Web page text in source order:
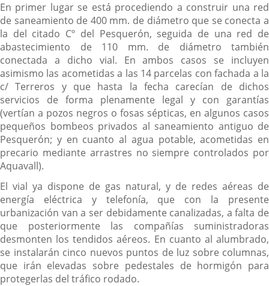
En primer lugar se está procediendo a construir una red
de saneamiento de 400 mm. de diámetro que se conecta a
la del citado Cº del Pesquerón, seguida de una red de
abastecimiento de 110 mm. de diámetro también
conectada a dicho vial. En ambos casos se incluyen
asimismo las acometidas a las 14 parcelas con fachada a la
c/ Terreros y que hasta la fecha carecían de dichos
servicios de forma plenamente legal y con garantías
(vertían a pozos negros o fosas sépticas, en algunos casos
pequeños bombeos privados al saneamiento antiguo de
Pesquerón; y en cuanto al agua potable, acometidas en
precario mediante arrastres no siempre controlados por
Aquavall).
El vial ya dispone de gas natural, y de redes aéreas de
energía eléctrica y telefonía, que con la presente
urbanización van a ser debidamente canalizadas, a falta de
que posteriormente las compañías suministradoras
desmonten los tendidos aéreos. En cuanto al alumbrado,
se instalarán cinco nuevos puntos de luz sobre columnas,
que irán elevadas sobre pedestales de hormigón para
protegerlas del tráfico rodado.